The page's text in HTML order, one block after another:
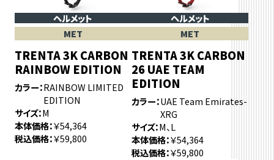
ヘルメット
MET
TRENTA 3K CARBON
RAINBOW EDITION
カラー RAINBOW LIMITED
EDITION
サイズ M
本体価格 ￥54,364
税込価格 ￥59,800
ヘルメット
MET
TRENTA 3K CARBON
26 UAE TEAM
EDITION
カラー UAE Team Emirates-
XRG
サイズ M、L
本体価格 ￥54,364
税込価格 ￥59,800